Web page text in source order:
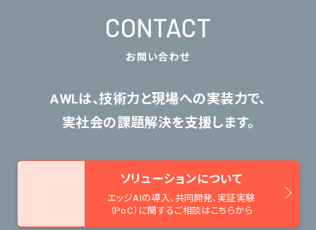
CONTACT
お問い合わせ
AWLは、技術力と現場への実装力で、
実社会の課題解決を支援します。
ソリューションについて
エッジAIの導入、共同開発、 実証実験
（PoC）に関するご相談はこちらから